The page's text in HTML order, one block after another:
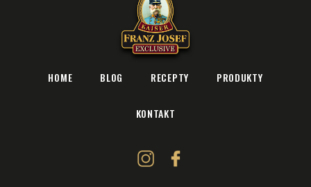
HOME BLOG RECEPTY PRODUKTY
KONTAKT